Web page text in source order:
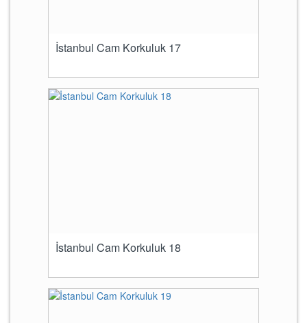
İstanbul Cam Korkuluk 17
İstanbul Cam Korkuluk 18